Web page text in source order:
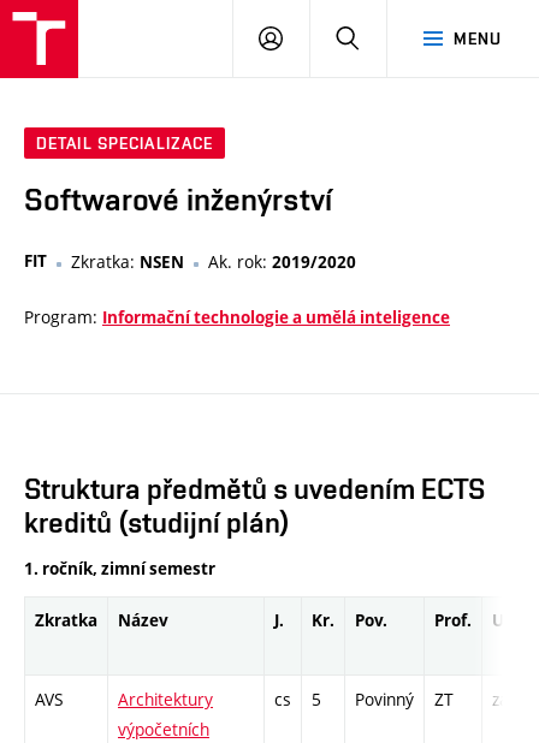
MENU
PŘIHLÁSIT
DETAIL SPECIALIZACE
Softwarové inženýrství
FIT Zkratka: NSEN Ak. rok: 2019/2020
Program: Informační technologie a umělá inteligence
Struktura předmětů s uvedením ECTS
kreditů (studijní plán)
1. ročník, zimní semestr
Zkratka Název J. Kr. Pov. Prof. Uk.
AVS
Architektury
výpočetních
cs 5 Povinný ZT zá,zk